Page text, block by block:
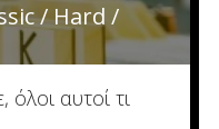
/ Hard /
αυτοί τι